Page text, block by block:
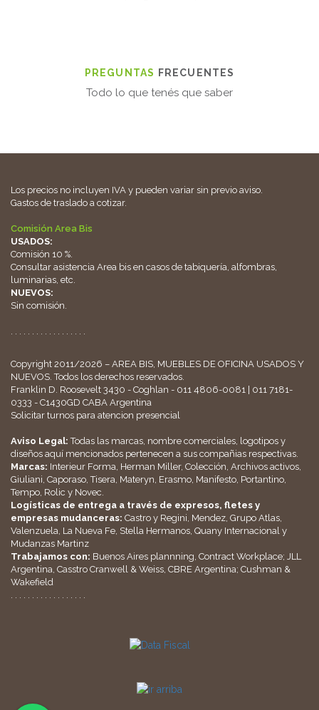
PREGUNTAS FRECUENTES
Todo lo que tenés que saber
Los precios no incluyen IVA y pueden variar sin previo aviso.
Gastos de traslado a cotizar.
Comisión Area Bis
USADOS:
Comisión 10 %.
Consultar asistencia Area bis en casos de tabiquería, alfombras,
luminarias, etc.
NUEVOS:
Sin comisión.
Copyright 2011/2026 – AREA BIS, MUEBLES DE OFICINA USADOS Y
NUEVOS. Todos los derechos reservados.
Franklin D. Roosevelt 3430 - Coghlan - 011 4806-0081 | 011 7181-
0333 - C1430GD CABA Argentina
Solicitar turnos para atencion presencial
Aviso Legal: Todas las marcas, nombre comerciales, logotipos y
diseños aquí mencionados pertenecen a sus compañias respectivas.
Marcas: Interieur Forma, Herman Miller, Colección, Archivos activos,
Giuliani, Caporaso, Tisera, Materyn, Erasmo, Manifesto, Portantino,
Tempo, Rolic y Novec.
Logísticas de entrega a través de expresos, fletes y
empresas mudanceras: Castro y Regini, Mendez, Grupo Atlas,
Valenzuela, La Nueva Fe, Stella Hermanos, Quany Internacional y
Mudanzas Martinz
Trabajamos con: Buenos Aires plannning, Contract Workplace; JLL
Argentina, Casstro Cranwell & Weiss, CBRE Argentina; Cushman &
Wakefield